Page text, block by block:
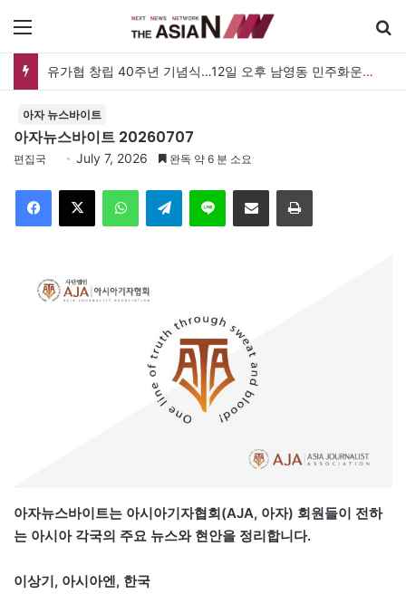
메뉴
유가협 창립 40주년 기념식…12일 오후 남영동 민주화운동기념관
아자 뉴스바이트
아자뉴스바이트 20260707
편집국 July 7, 2026 완독 약 6 분 소요
Facebook
X WhatsAppTelegramLine 이메일 인쇄
아자뉴스바이트는 아시아기자협회(AJA, 아자) 회원들이 전하
는 아시아 각국의 주요 뉴스와 현안을 정리합니다.
이상기, 아시아엔, 한국